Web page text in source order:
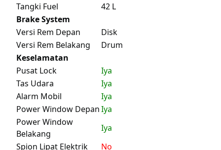
Tangki Fuel
42 L
Brake System
Versi Rem Depan
Disk
Versi Rem Belakang
Drum
Keselamatan
Pusat Lock
Iya
Tas Udara
Iya
Alarm Mobil
Iya
Power Window DepanIya
Power Window
Belakang
Iya
Spion Lipat Elektrik
No